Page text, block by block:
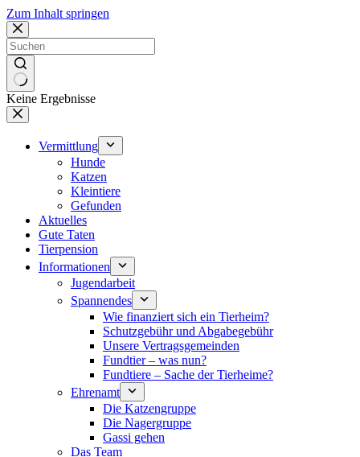
Zum Inhalt springen
Keine Ergebnisse
Vermittlung
Hunde
Katzen
Kleintiere
Gefunden
Aktuelles
Gute Taten
Tierpension
Informationen
Jugendarbeit
Spannendes
Wie finanziert sich ein Tierheim?
Schutzgebühr und Abgabegebühr
Unsere Vertragsgemeinden
Fundtier – was nun?
Fundtiere – Sache der Tierheime?
Ehrenamt
Die Katzengruppe
Die Nagergruppe
Gassi gehen
Das Team